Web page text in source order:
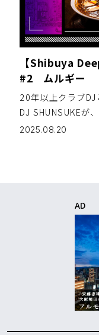
【Shibuya
#2 ムルギー
20年以上クラブDJ
DJ SHUNSUKEが
なカルチャースポ
2025.08.20
AD